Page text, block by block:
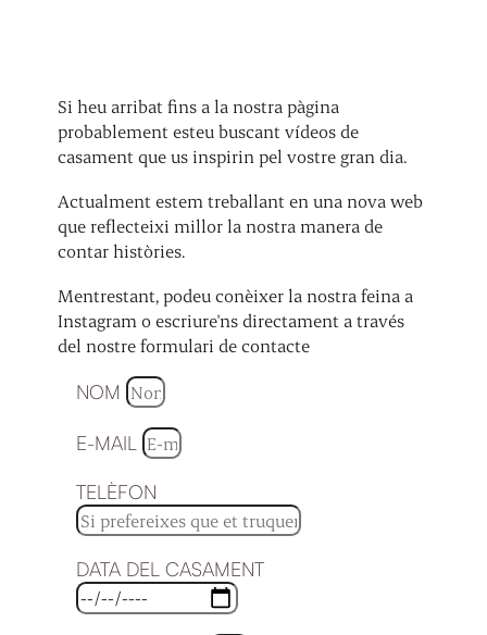
Si heu arribat fins a la nostra pàgina
probablement esteu buscant vídeos de
casament que us inspirin pel vostre gran dia.
Actualment estem treballant en una nova web
que reflecteixi millor la nostra manera de
contar històries.
Mentrestant, podeu conèixer la nostra feina a
Instagram o escriure'ns directament a través
del nostre formulari de contacte
NOM
E-MAIL
TELÈFON
DATA DEL CASAMENT